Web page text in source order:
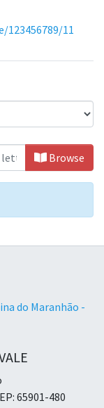
11
Browse
do Maranhão -
65901-480